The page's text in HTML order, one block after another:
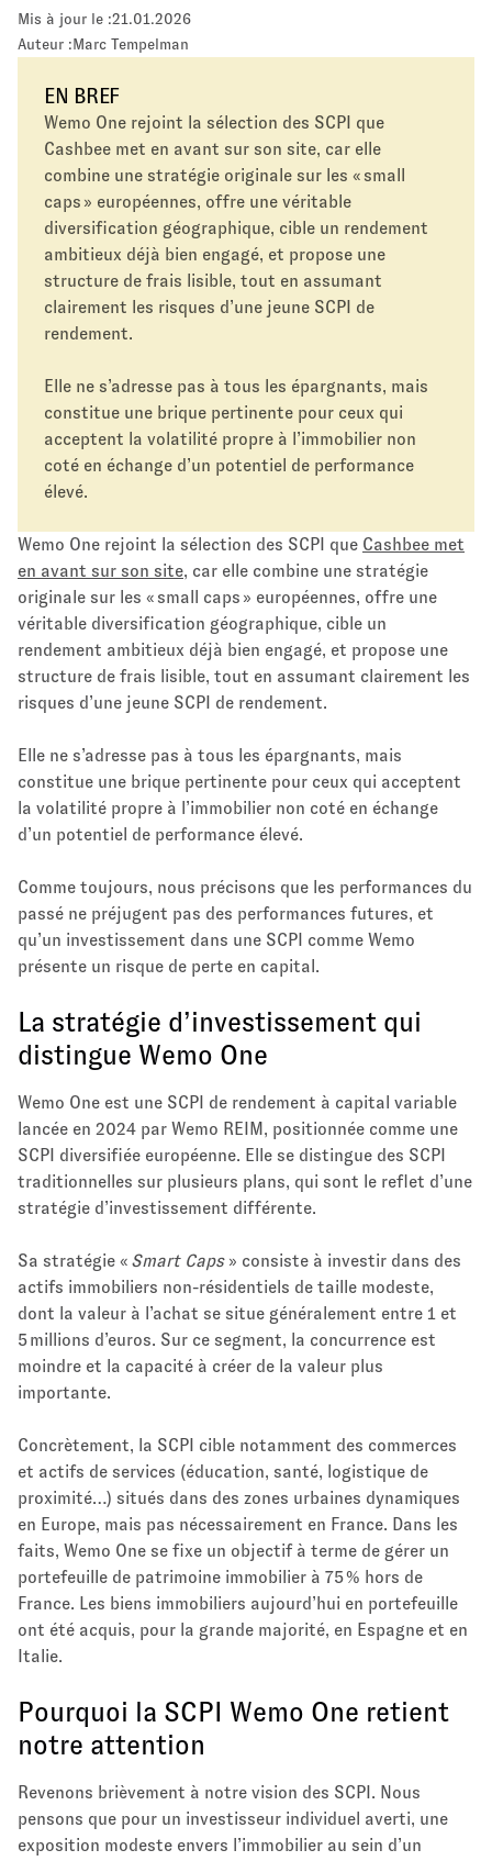
Mis à jour le :21.01.2026
Auteur :Marc Tempelman
EN BREF
Wemo One rejoint la sélection des SCPI que
Cashbee met en avant sur son site, car elle
combine une stratégie originale sur les « small
caps » européennes, offre une véritable
diversification géographique, cible un rendement
ambitieux déjà bien engagé, et propose une
structure de frais lisible, tout en assumant
clairement les risques d’une jeune SCPI de
rendement.
Elle ne s’adresse pas à tous les épargnants, mais
constitue une brique pertinente pour ceux qui
acceptent la volatilité propre à l’immobilier non
coté en échange d’un potentiel de performance
élevé.​
Wemo One rejoint la sélection des SCPI que Cashbee met
en avant sur son site, car elle combine une stratégie
originale sur les « small caps » européennes, offre une
véritable diversification géographique, cible un
rendement ambitieux déjà bien engagé, et propose une
structure de frais lisible, tout en assumant clairement les
risques d’une jeune SCPI de rendement.
Elle ne s’adresse pas à tous les épargnants, mais
constitue une brique pertinente pour ceux qui acceptent
la volatilité propre à l’immobilier non coté en échange
d’un potentiel de performance élevé.​
Comme toujours, nous précisons que les performances du
passé ne préjugent pas des performances futures, et
qu’un investissement dans une SCPI comme Wemo
présente un risque de perte en capital.
La stratégie d’investissement qui
distingue Wemo One
Wemo One est une SCPI de rendement à capital variable
lancée en 2024 par Wemo REIM, positionnée comme une
SCPI diversifiée européenne. Elle se distingue des SCPI
traditionnelles sur plusieurs plans, qui sont le reflet d’une
stratégie d’investissement différente.
Sa stratégie « Smart Caps» consiste à investir dans des
actifs immobiliers non-résidentiels de taille modeste,
dont la valeur à l’achat se situe généralement entre 1 et
5 millions d’euros. Sur ce segment, la concurrence est
moindre et la capacité à créer de la valeur plus
importante.​
Concrètement, la SCPI cible notamment des commerces
et actifs de services (éducation, santé, logistique de
proximité…) situés dans des zones urbaines dynamiques
en Europe, mais pas nécessairement en France. Dans les
faits, Wemo One se fixe un objectif à terme de gérer un
portefeuille de patrimoine immobilier à 75 % hors de
France.​ Les biens immobiliers aujourd’hui en portefeuille
ont été acquis, pour la grande majorité, en Espagne et en
Italie.
Pourquoi la SCPI Wemo One retient
notre attention
Revenons brièvement à notre vision des SCPI. Nous
pensons que pour un investisseur individuel averti, une
exposition modeste envers l’immobilier au sein d’un